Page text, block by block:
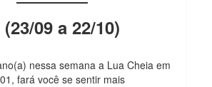
09 a 22/10)
nessa semana a Lua Cheia em
fará você se sentir mais